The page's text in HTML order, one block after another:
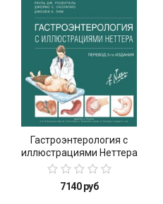
Гастроэнтерология с
иллюстрациями Неттера
7140 руб